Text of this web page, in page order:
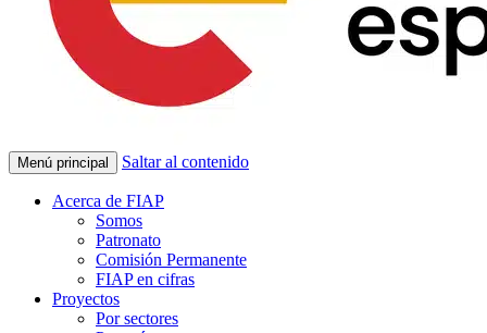
Menú principal Saltar al contenido
Acerca de FIAP
Somos
Patronato
Comisión Permanente
FIAP en cifras
Proyectos
Por sectores